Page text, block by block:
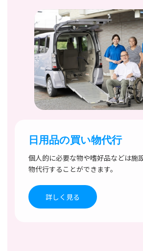
日用品の買い物代行
個人的に必要な物や嗜好品などは施
物代行することができます。
詳しく見る